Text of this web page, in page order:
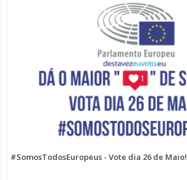
#SomosTodosEuropeus - Vote dia 26 de Maio!